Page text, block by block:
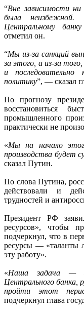
“Вне зависимости ни
была
Центральному
отметил он.
“Мы из-за санкций
за этого, а из-за
и последовательно
политику”, — сказал
По прогнозу
восстановиться
промышленного
практически не
«Мы на начало
производства будет
сказал Путин.
По слова Путина,
действовали и
трудностей и
Президент РФ
ресурсов», чтобы
подчеркнул, что в
ресурсы — «таланты
эту работу».
«Наша задача —
Центрального банка,
пройти этот
подчеркнул глава